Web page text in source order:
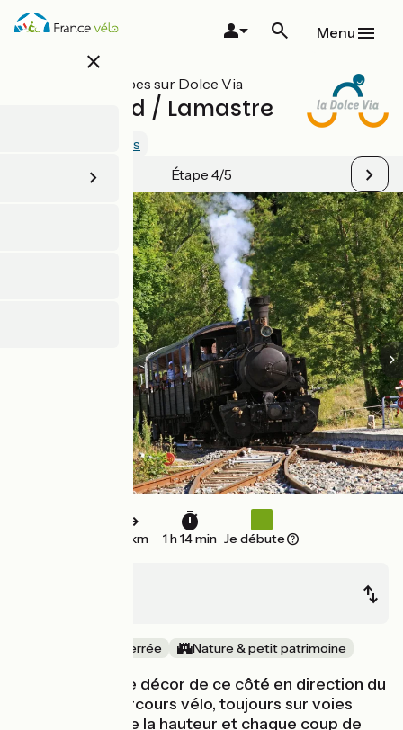
Aller
au
close
Menu
Toutes les étapes sur Dolce Via
Le Cheylard / Lamastre
Voir 1 avis
Étape 4/5
20 km 1 h 14 min Je débute
Ancienne voie ferrée Nature & petit patrimoine
Changement de décor de ce côté en direction du
nord-est. Le parcours vélo, toujours sur voies
vertes, prend de la hauteur et chaque coup de